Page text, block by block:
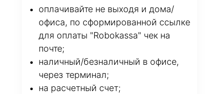
оплачивайте не выходя и дома/
офиса, по сформированной ссылке
для оплаты "Robokassa" чек на
почте;
наличный/безналичный в офисе,
через терминал;
на расчетный счет;